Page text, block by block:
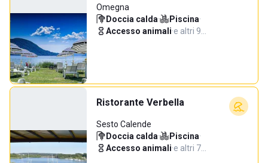
Omegna
Doccia calda· Piscina·
Accesso animali·e altri 9…
Ristorante Verbella
Sesto Calende
Doccia calda· Piscina·
Accesso animali·e altri 7…